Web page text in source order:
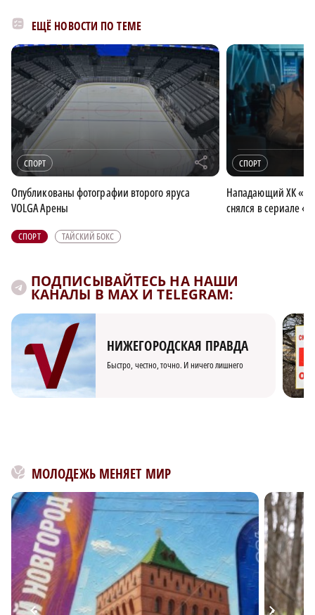
ЕЩЁ НОВОСТИ ПО ТЕМЕ
СПОРТ r
Опубликованы фотографии второго яруса
VOLGA Арены
СПОРТ
Нападающий ХК
снялся в сериале
СПОРТ ТАЙСКИЙ БОКС
ПОДПИСЫВАЙТЕСЬ НА НАШИ
КАНАЛЫ В MAX И TELEGRAM:
НИЖЕГОРОДСКАЯ ПРАВДА
Быстро, честно, точно. И ничего лишнего
МОЛОДЕЖЬ МЕНЯЕТ МИР